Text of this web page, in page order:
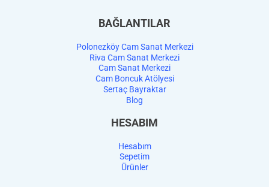
BAĞLANTILAR
Polonezköy Cam Sanat Merkezi
Riva Cam Sanat Merkezi
Cam Sanat Merkezi
Cam Boncuk Atölyesi
Sertaç Bayraktar
Blog
HESABIM
Hesabım
Sepetim
Ürünler